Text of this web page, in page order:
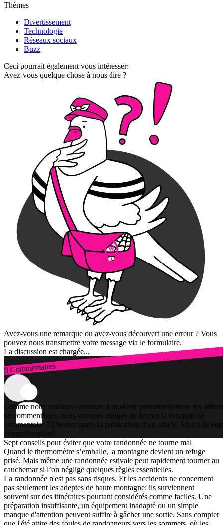
Thèmes
Divertissement
Technologie
Réseaux sociaux
Buzz
Ceci pourrait également vous intéresser:
Avez-vous quelque chose à nous dire ?
Avez-vous une remarque ou avez-vous découvert une erreur ? Vous
pouvez nous transmettre votre message via le formulaire.
La discussion est chargée...
0 Commentaires
Connexion
Comme nous voulons continuer à modérer personnellement les débats
de commentaires, nous sommes obligés de fermer la fonction de
commentaire 72 heures après la publication d’un article. Merci de
compréhension!
Sept conseils pour éviter que votre randonnée ne tourne mal
Quand le thermomètre s’emballe, la montagne devient un refuge
prisé. Mais même une randonnée estivale peut rapidement tourner au
cauchemar si l’on néglige quelques règles essentielles.
La randonnée n'est pas sans risques. Et les accidents ne concernent
pas seulement les adeptes de haute montagne: ils surviennent
souvent sur des itinéraires pourtant considérés comme faciles. Une
préparation insuffisante, un équipement inadapté ou un simple
manque d'attention peuvent suffire à gâcher une sortie. Sans compter
que l'été attire des foules de randonneurs vers les sommets, où les